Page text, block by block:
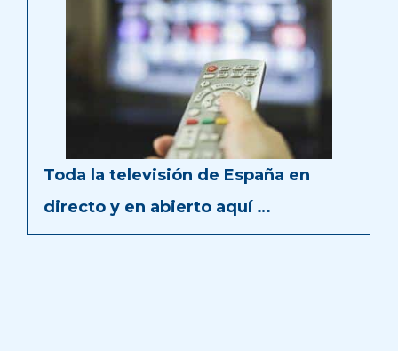
Toda la televisión de España en
directo y en abierto aquí …